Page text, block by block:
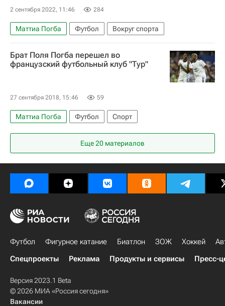
2 сентября 2022, 11:46 284
Маттиа Погба Футбол
Вокруг спорта
Килиан Мбаппе
Поль Погба
Пари Сен-Жермен (ПСЖ)
Брат Поля Погба перешел во
французский футбольный клуб "Тур"
27 сентября 2018, 15:46 59
Маттиа Погба Футбол Спорт
Еще 20 материалов
Футбол Фигурное катание Биатлон ЗОЖ Хоккей
Спецпроекты
Реклама Продукты и сервисы Пресс-
Версия 2023.1 Beta
© 2026 МИА «Россия сегодня»
Вакансии